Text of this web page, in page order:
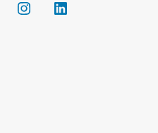
YouTube Instagram